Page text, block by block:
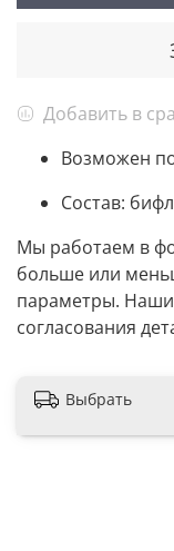
Добавить в
Возможен
Состав:
Мы работаем в
больше или
параметры.
согласования
Выбрать